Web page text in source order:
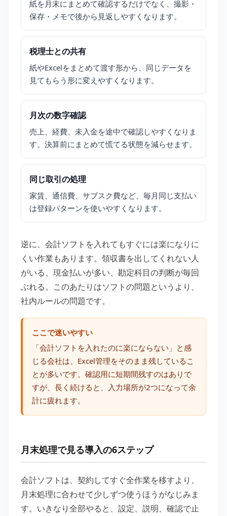
紙を月末にまとめて確認するだけでなく、撮影・
保存・メモで後から見返しやすくなります。
税理士との共有
紙やExcelをまとめて渡す形から、同じデータを
見てもらう形に変えやすくなります。
月次の数字確認
売上、経費、未入金を途中で確認しやすくなりま
す。決算前にまとめて慌てる状態を減らせます。
同じ取引の処理
家賃、通信費、サブスク費など、毎月同じ支払い
は登録パターンを使いやすくなります。
逆に、会計ソフトを入れてもすぐには楽になりに
くい作業もあります。領収書を出してくれない人
がいる、現金払いが多い、勘定科目の判断が毎回
ぶれる。このあたりはソフトの問題というより、
社内ルールの問題です。
ここで迷いやすい
「会計ソフトを入れたのに楽にならない」と感
じる会社は、Excel管理をそのまま残しているこ
とが多いです。確認用に短期間残すのはありで
すが、長く続けると、入力場所が2つになって余
計に疲れます。
月末処理で見る導入の6ステップ
会計ソフトは、契約してすぐ全作業を移すより、
月末処理に合わせて少しずつ使うほうがなじみま
す。いきなり全部やると、設定、説明、確認で止